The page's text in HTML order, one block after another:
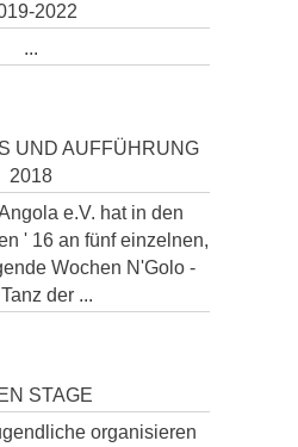
2022
...
UND AUFFÜHRUNG
2018
e.V. hat in den
' 16 an fünf einzelnen,
Wochen N'Golo -
der ...
STAGE
organisieren